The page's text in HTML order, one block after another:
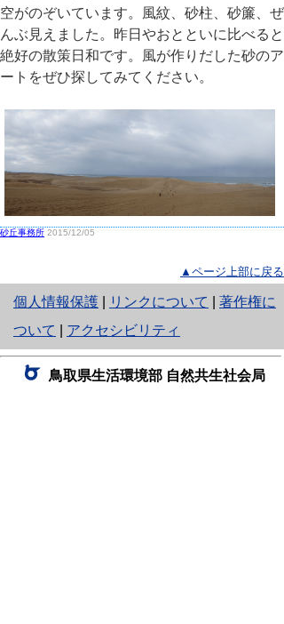
空がのぞいています。風紋、砂柱、砂簾、ぜ
んぶ見えました。昨日やおとといに比べると
絶好の散策日和です。風が作りだした砂のア
ートをぜひ探してみてください。
砂丘事務所 2015/12/05
▲ページ上部に戻る
個人情報保護
と
り
ネ
ッ
リンクについて
著作権に
ついて
アクセシビリティ
鳥取県生活環境部 自然共生社会局